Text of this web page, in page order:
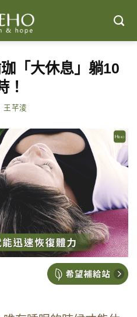
「大休息」躺10
！
王芊淩